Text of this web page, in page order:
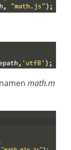
math.m